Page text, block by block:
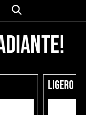
Ligero